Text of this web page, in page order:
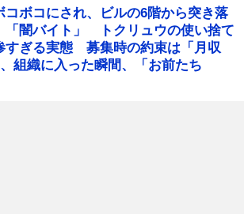
コボコにされ、ビルの6階から突き落
闇バイト」 トクリュウの使い捨て
すぎる実態 募集時の約束は「月収
組織に入った瞬間、「お前たち